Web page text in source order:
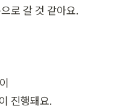
로 갈 것 같아요.
진행돼요.